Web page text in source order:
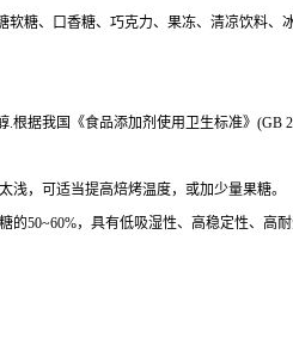
糖、口香糖、巧克力、果冻、清凉饮料、
据我国《食品添加剂使用卫生标准》
浅，可适当提高焙烤温度，或加少量果糖。
50~60%，具有低吸湿性、高稳定性、高耐